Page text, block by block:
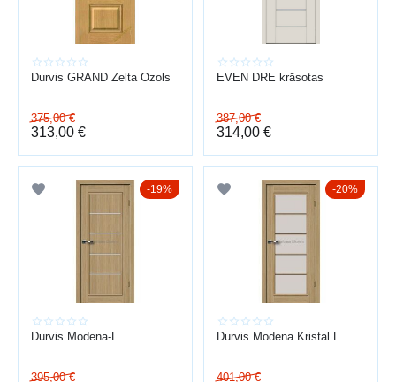
Durvis GRAND Zelta Ozols
375,00 €
313,00 €
EVEN DRE krāsotas
387,00 €
314,00 €
19%
Durvis Modena-L
395,00 €
20%
Durvis Modena Kristal L
401,00 €